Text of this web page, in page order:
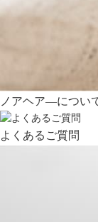
ノアヘア―につい
よくあるご質問